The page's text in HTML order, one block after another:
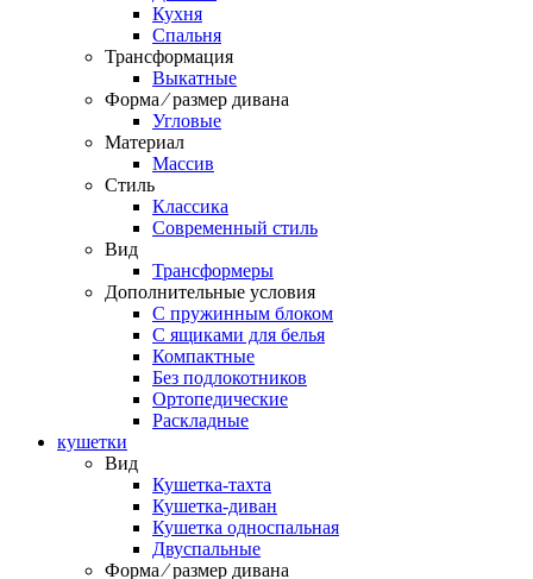
Кухня
Спальня
Трансформация
Выкатные
Форма ⁄ размер дивана
Угловые
Материал
Массив
Стиль
Классика
Современный стиль
Вид
Трансформеры
Дополнительные условия
С пружинным блоком
С ящиками для белья
Компактные
Без подлокотников
Ортопедические
Раскладные
кушетки
Вид
Кушетка-тахта
Кушетка-диван
Кушетка односпальная
Двуспальные
Форма ⁄ размер дивана